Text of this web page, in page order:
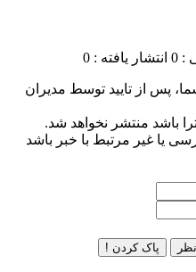
0 انتشار یافته : 0
پس از تایید توسط مدیران
باشد منتشر نخواهد شد.
یا غیر مرتبط با خبر باشد
پاک کردن !